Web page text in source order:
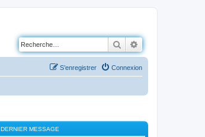
Rechercher
Connexion
S’enregistrer
DERNIER MESSAGE